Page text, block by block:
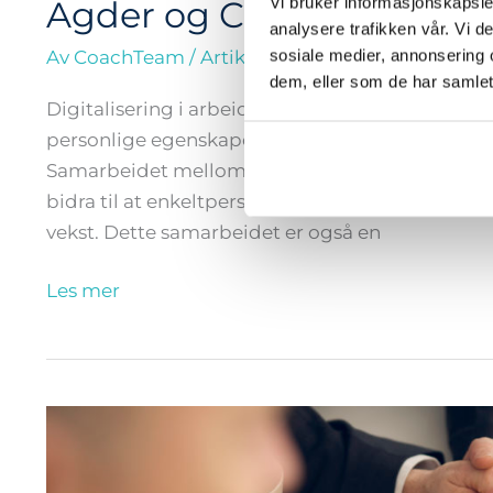
analysere trafikken vår. Vi
sosiale medier,
dem, eller som de har
Agder og CoachTeam as
Av CoachTeam / Artikler /17.02.2018
Digitalisering i arbeidslivet angår oss alle. Den
personlige egenskaper som læringsevne,
Samarbeidet mellom UiA og CoachTeam går
bidra til at enkeltpersoner og bedrifter har
vekst. Dette samarbeidet er også en
Les mer